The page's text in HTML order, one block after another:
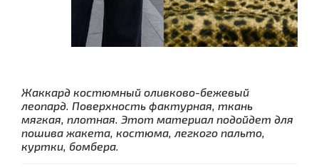
Жаккард костюмный оливково-бежевый
леопард. Поверхность фактурная, ткань
мягкая, плотная. Этот материал подойдет для
пошива жакета, костюма, легкого пальто,
куртки, бомбера.